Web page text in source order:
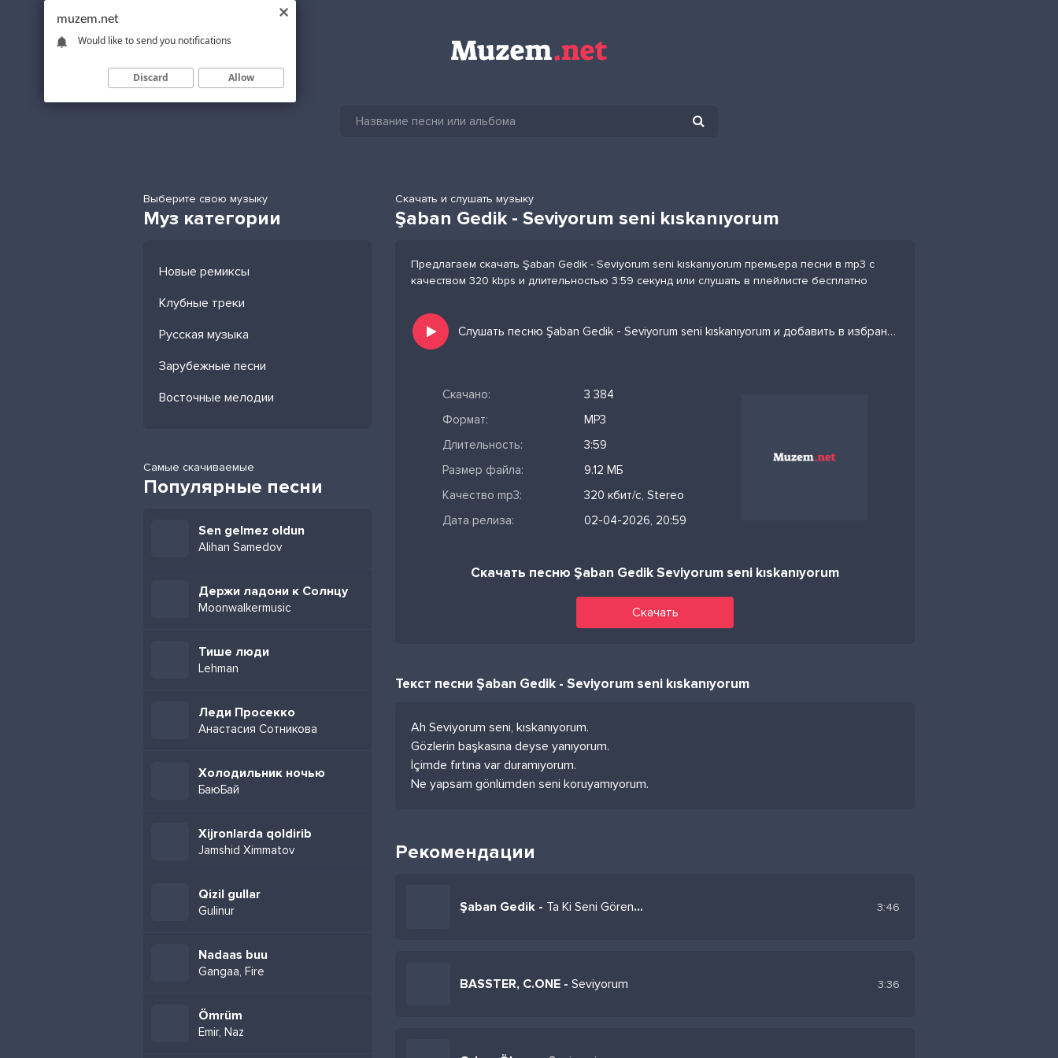
Выберите свою музыку
Муз категории
Новые ремиксы
Клубные треки
Русская музыка
Зарубежные песни
Восточные мелодии
Самые скачиваемые
Популярные песни
Sen gelmez oldun
Alihan Samedov
Держи ладони к Солнцу
Moonwalkermusic
Тише люди
Lehman
Леди Просекко
Анастасия Сотникова
Холодильник ночью
БаюБай
Xijronlarda qoldirib
Jamshid Ximmatov
Qizil gullar
Gulinur
Nadaas buu
Gangaa, Fire
Ömrüm
Emir, Naz
Скачать и слушать музыку
Şaban Gedik - Seviyorum seni kıskanıyorum
Предлагаем скачать Şaban Gedik - Seviyorum seni kıskanıyorum премьера песни в mp3 с
качеством 320 kbps и длительностью 3:59 секунд или слушать в плейлисте бесплатно
Слушать песню Şaban Gedik - Seviyorum seni kıskanıyorum и добавить в избранных
Скачано:
3 384
Формат:
MP3
Длительность:
3:59
Размер файла:
9.12 МБ
Качество mp3:
320 кбит/с, Stereo
Дата релиза:
02-04-2026, 20:59
Скачать песню Şaban Gedik Seviyorum seni kıskanıyorum
Скачать
Текст песни Şaban Gedik - Seviyorum seni kıskanıyorum
Ah Seviyorum seni, kıskanıyorum.
Gözlerin başkasına deyse yanıyorum.
İçimde fırtına var duramıyorum.
Ne yapsam gönlümden seni koruyamıyorum.
Рекомендации
Şaban Gedik - Ta Ki Seni Görene Kadar 3:46
BASSTER, C.ONE - Seviyorum 3:36
muzem.net
Would like to send you notifications
Discard Allow